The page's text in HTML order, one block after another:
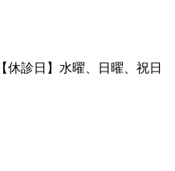
診日】水曜、日曜、祝日